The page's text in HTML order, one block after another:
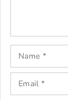
Name
Email